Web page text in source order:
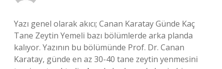
Yazı genel olarak akıcı; Canan Karatay Günde Kaç
Tane Zeytin Yemeli bazı bölümlerde arka planda
kalıyor. Yazının bu bölümünde Prof. Dr. Canan
Karatay, günde en az 30-40 tane zeytin yenmesini